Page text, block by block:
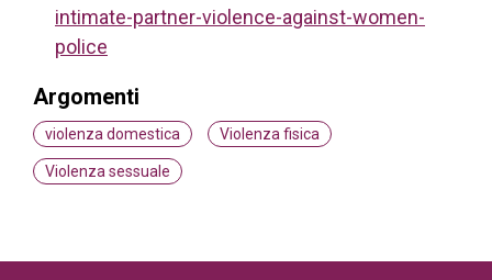
intimate-partner-violence-against-women-
police
Argomenti
violenza domestica Violenza fisica
Violenza sessuale